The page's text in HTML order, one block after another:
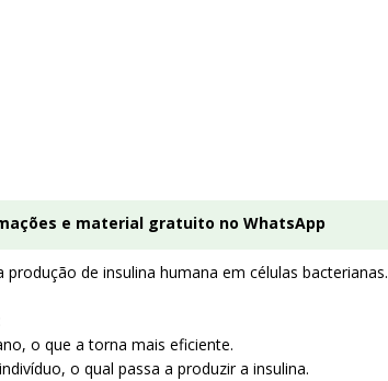
e material gratuito no WhatsApp
de insulina humana em células bacterianas.
o que a torna mais eficiente.
o qual passa a produzir a insulina.